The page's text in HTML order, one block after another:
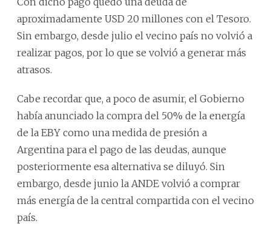
aproximadamente USD 20 millones con el Tesoro.
Sin embargo, desde julio el vecino país no volvió a
realizar pagos, por lo que se volvió a generar más
atrasos.
Cabe recordar que, a poco de asumir, el Gobierno
había anunciado la compra del 50% de la energía
de la EBY como una medida de presión a
Argentina para el pago de las deudas, aunque
posteriormente esa alternativa se diluyó. Sin
embargo, desde junio la ANDE volvió a comprar
más energía de la central compartida con el vecino
país.